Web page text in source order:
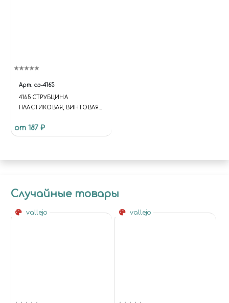
Арт. аэ-4165
4165 СТРУБЦИНА
ПЛАСТИКОВАЯ, ВИНТОВАЯ
от 187 ₽
Случайные товары
vallejo vallejo